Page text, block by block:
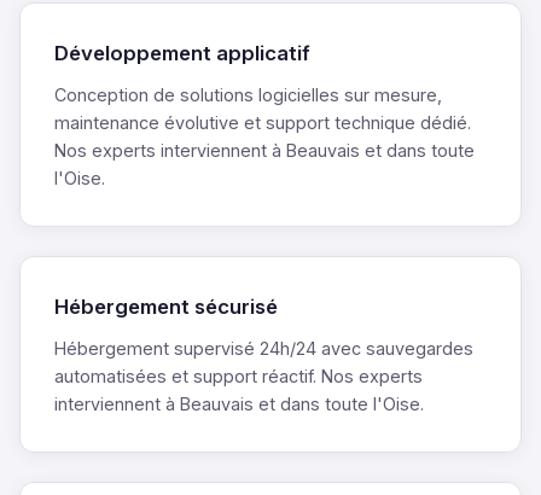
Développement applicatif
Conception de solutions logicielles sur mesure,
maintenance évolutive et support technique dédié.
Nos experts interviennent à Beauvais et dans toute
l'Oise.
Hébergement sécurisé
Hébergement supervisé 24h/24 avec sauvegardes
automatisées et support réactif. Nos experts
interviennent à Beauvais et dans toute l'Oise.